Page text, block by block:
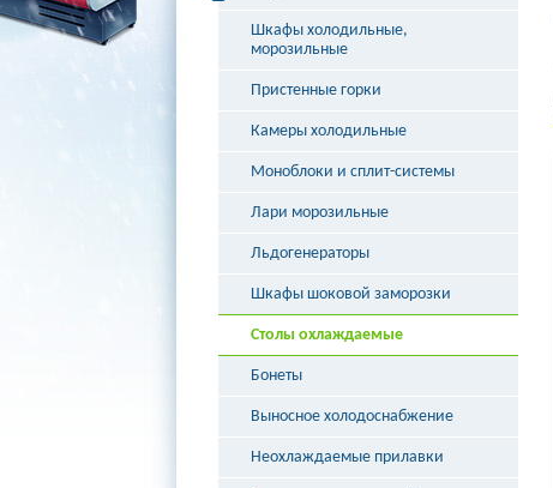
Витрины холодильные
Витрины морозильные
Витрины кондитерские
Витрины угловые
Витрины «рыба на льду»
Шкафы холодильные,
морозильные
Пристенные горки
Камеры холодильные
Моноблоки и сплит-системы
Лари морозильные
Льдогенераторы
Шкафы шоковой заморозки
Столы охлаждаемые
Бонеты
Выносное холодоснабжение
Неохлаждаемые прилавки